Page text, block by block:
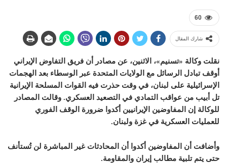
60
شارك المقال
نقلت وكالة «تسنيم»، الاثنين، عن مصادر أن فريق التفاوض الإيراني
أوقف تبادل الرسائل مع الولايات المتحدة عبر الوسطاء بعد الهجمات
الإسرائيلية على لبنان، في وقت حذرت فيه القوات المسلحة الإيرانية
تل أبيب من عواقب التمادي في التصعيد العسكري. وقالت المصادر
للوكالة إن المفاوضين الإيرانيين أكدوا ضرورة الوقف الفوري
للعمليات العسكرية في غزة ولبنان.
وأضافت أن المفاوضين أكدوا أن المحادثات غير المباشرة لن تُستأنف
حتى يتم تلبية مطالب إيران والمقاومة.